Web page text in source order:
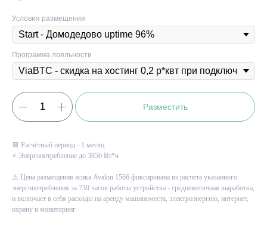
Условия размещения
Программа лояльности
Разместить
📆 Расчётный период - 1 месяц
⚡ Энергопотребление до 3850 Вт*ч
⚠️ Цена размещения асика Avalon 1566 фиксирована из расчета указанного
энергопотребления за 730 часов работы устройства - среднемесячная выработка,
и включает в себя расходы на аренду машиноместа, электроэнергию, интернет,
охрану и мониторинг.